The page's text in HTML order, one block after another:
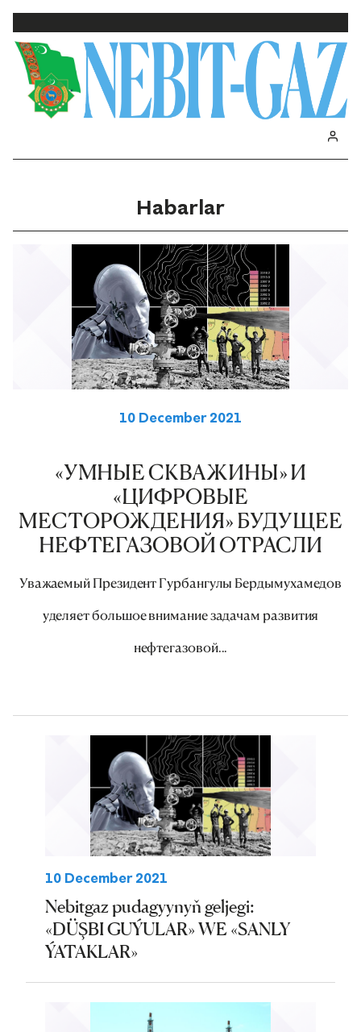
Habarlar
10 December 2021
«УМНЫЕ СКВАЖИНЫ» И
«ЦИФРОВЫЕ
МЕСТОРОЖДЕНИЯ» БУДУЩЕЕ
НЕФТЕГАЗОВОЙ ОТРАСЛИ
Уважаемый Президент Гурбангулы Бердымухамедов
уделяет большое внимание задачам развития
нефтегазовой...
10 December 2021
Nebitgaz pudagyynyň geljegi:
«DÜŞBI GUÝULAR» WE «SANLY
ÝATAKLAR»